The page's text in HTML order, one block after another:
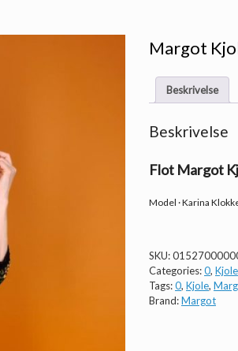
Margot
Beskrivelse
Beskrivelse
Flot Margot
Model · Karina
SKU:
Categories:0, Kjole
Tags:0, Kjole,
Brand:Margot